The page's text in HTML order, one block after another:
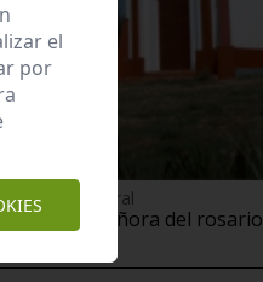
interés Cultural
nuestra señora del rosario
el
por